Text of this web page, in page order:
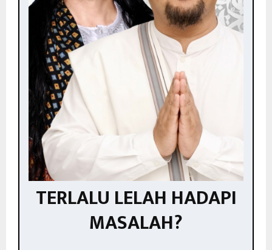
TERLALU LELAH HADAPI
MASALAH?